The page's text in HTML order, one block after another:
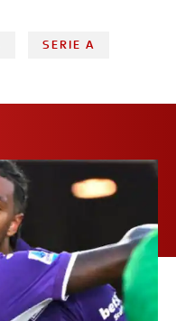
SERIE A